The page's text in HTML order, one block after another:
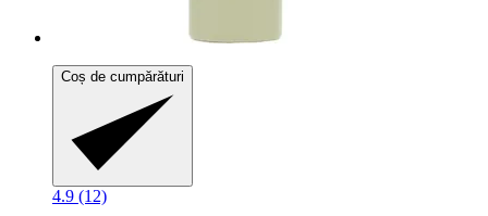
Coș de cumpărături
4.9 (12)